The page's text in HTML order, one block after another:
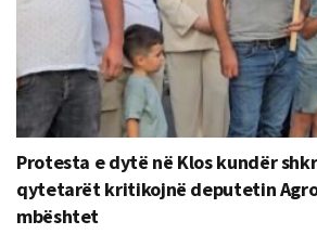
Protesta e dytë në Klos kundër
qytetarët kritikojnë deputetin
mbështet